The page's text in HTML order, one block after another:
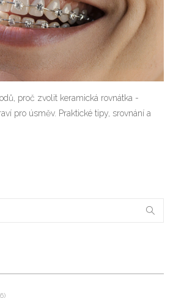
proč zvolit keramická rovnátka -
pro úsměv. Praktické tipy, srovnání a